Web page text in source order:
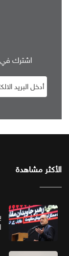
اشترك في
الأكثر مشاهدة